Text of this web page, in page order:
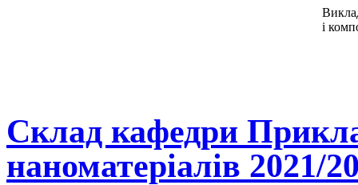
і
Склад кафедри
наноматеріалів 2021/